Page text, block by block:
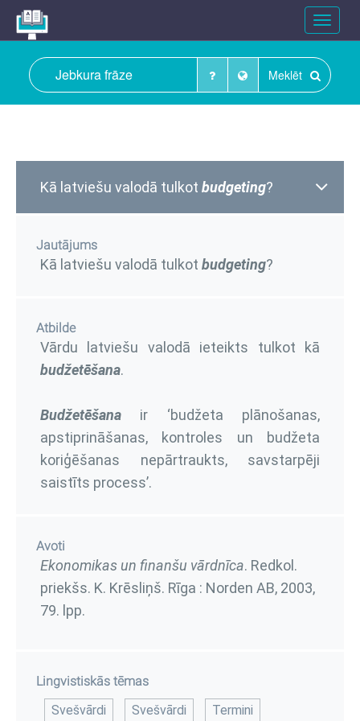
Toggle
Meklēt
Kā latviešu valodā tulkot budgeting?
Jautājums
Kā latviešu valodā tulkot budgeting?
Atbilde
Vārdu latviešu valodā ieteikts tulkot kā
budžetēšana.
Budžetēšana ir ‘budžeta plānošanas,
apstiprināšanas, kontroles un budžeta
koriģēšanas nepārtraukts, savstarpēji
saistīts process’.
Avoti
Ekonomikas un finanšu vārdnīca. Redkol.
priekšs. K. Krēsliņš. Rīga : Norden AB, 2003,
79. lpp.
Lingvistiskās tēmas
Svešvārdi Svešvārdi Termini